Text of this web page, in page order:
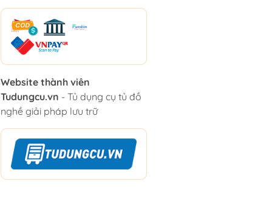
Website thành viên
Tudungcu.vn - Tủ dụng cụ tủ đồ
nghề giải pháp lưu trữ